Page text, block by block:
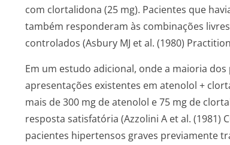
com clortalidona (25 mg). Pacientes que
também responderam às combinações
controlados (Asbury MJ et al. (1980)
Em um estudo adicional, onde a maioria
apresentações existentes em atenolol +
mais de 300 mg de atenolol e 75 mg de
resposta satisfatória (Azzolini A et al. (1981)
pacientes hipertensos graves previamente